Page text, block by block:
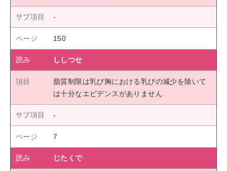
150
ししつせ
脂質制限は乳び胸における乳びの減少を除いて
は十分なエビデンスがありません
7
じたくで